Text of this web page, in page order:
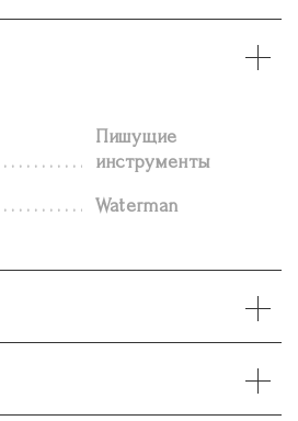
Пишущие
инструменты
Waterman